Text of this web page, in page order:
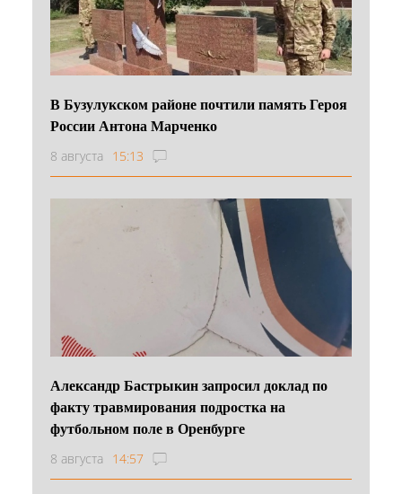
В Бузулукском районе почтили память Героя
России Антона Марченко
8 августа 15:13
Александр Бастрыкин запросил доклад по
факту травмирования подростка на
футбольном поле в Оренбурге
8 августа 14:57